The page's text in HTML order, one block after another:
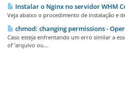
Instalar o Nginx no servidor WHM
Veja abaixo o procedimento de instalação e
chmod: changing permissions -
Caso esteja enfrentando um erro similar a
of 'arquivo ou...